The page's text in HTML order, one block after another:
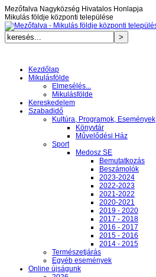
Mezőfalva Nagyközség Hivatalos Honlapja
Mikulás földje központi települése
Kezdőlap
Mikulásfölde
Elmesélés...
Mikulásfölde
Kereskedelem
Szabadidő
Kultúra, Programok, Események
Könyvtár
Művelődési Ház
Sport
Medosz SE
Bemutatkozás
Beszámolók
2023-2024
2022-2023
2021-2022
2020-2021
2019 - 2020
2017 - 2018
2016 - 2017
2015 - 2016
2014 - 2015
Természetjárás
Egyéb események
Online újságunk